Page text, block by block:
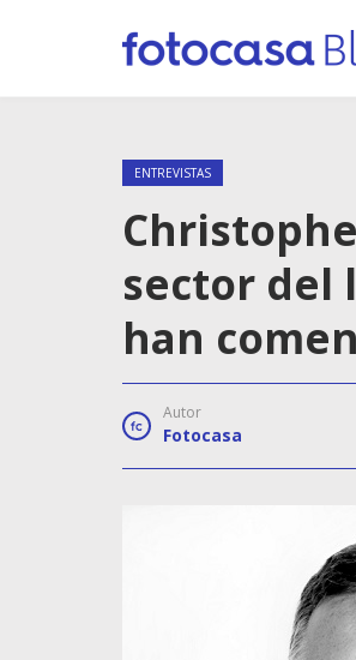
ENTREVISTAS
sector del
han
Autor
Fotocasa